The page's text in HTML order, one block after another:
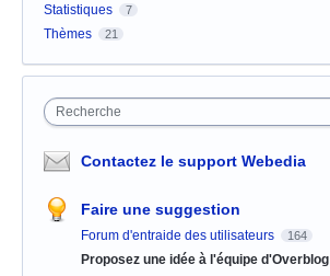
Statistiques 7
Thèmes 21
Recherche
Contactez le support Webedia
Faire une suggestion
Forum d'entraide des utilisateurs 164
Proposez une idée à l'équipe d'Overblog